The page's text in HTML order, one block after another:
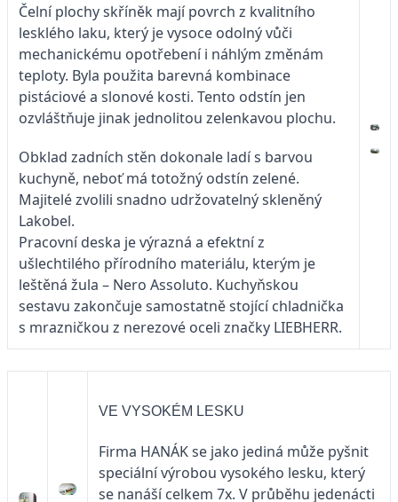
Čelní plochy skříněk mají povrch z kvalitního
lesklého laku, který je vysoce odolný vůči
mechanickému opotřebení i náhlým změnám
teploty. Byla použita barevná kombinace
pistáciové a slonové kosti. Tento odstín jen
ozvláštňuje jinak jednolitou zelenkavou plochu.
Obklad zadních stěn dokonale ladí s barvou
kuchyně, neboť má totožný odstín zelené.
Majitelé zvolili snadno udržovatelný skleněný
Lakobel.
Pracovní deska je výrazná a efektní z
ušlechtilého přírodního materiálu, kterým je
leštěná žula – Nero Assoluto. Kuchyňskou
sestavu zakončuje samostatně stojící chladnička
s mrazničkou z nerezové oceli značky LIEBHERR.
VE VYSOKÉM LESKU
Firma HANÁK se jako jediná může pyšnit
speciální výrobou vysokého lesku, který
se nanáší celkem 7x. V průběhu jedenácti